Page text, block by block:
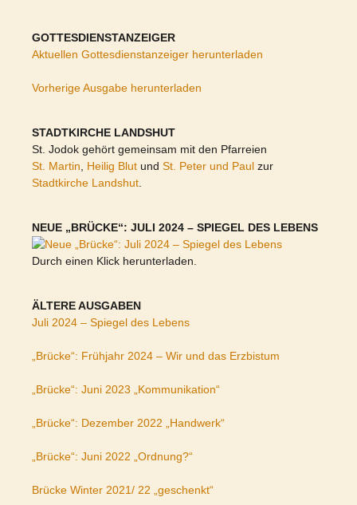
GOTTESDIENSTANZEIGER
Aktuellen Gottesdienstanzeiger herunterladen
Vorherige Ausgabe herunterladen
STADTKIRCHE LANDSHUT
St. Jodok gehört gemeinsam mit den Pfarreien
St. Martin
Heilig Blut und St. Peter und Paul zur
Stadtkirche Landshut
NEUE „BRÜCKE“: JULI 2024 – SPIEGEL DES LEBENS
Durch einen Klick herunterladen.
ÄLTERE AUSGABEN
Juli 2024 – Spiegel des Lebens
„Brücke“: Frühjahr 2024 – Wir und das Erzbistum
„Brücke“: Juni 2023 „Kommunikation“
„Brücke“: Dezember 2022 „Handwerk“
„Brücke“: Juni 2022 „Ordnung?“
Brücke Winter 2021/ 22 „geschenkt“